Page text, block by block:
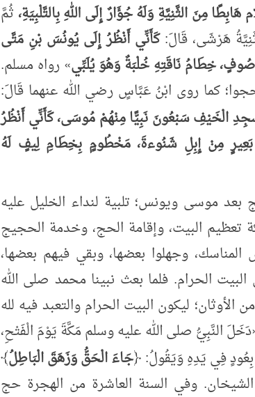
هَابِطًامِنَالثَّنِيَّةِ وَلَهُ جُؤَارٌ إِلَى اللهِ بِالتَّلْبِيَةِ، ثُمَّ
هَرْشَى، قَالَ:كَأَنِّي أَنْظُرُ إِلَى يُونُسَ بْنِ مَتَّى
خِطَامُ نَاقَتِهِ خُلْبَةٌ وَهُوَ يُلَبِّي»رواه مسلم.
كما روى ابْنُ عَبَّاسٍ رضي الله عنهما قَالَ:
الْخَيْفِ سَبْعُونَ نَبِيًّا مِنْهُمْ مُوسَى، كَأَنِّي أَنْظُرُ
بَعِيرٍ مِنْ إِبِلِ شَنُوءةَ، مَخْطُومٍ بِخِطَامِ لِيفٍ لَهُ
بعد موسى ويونس؛ تلبية لنداء الخليل عليه
تعظيم البيت، وإقامة الحج، وخدمة الحجيج
وجهلوا بعضها، وبقي فيهم بعضها،
الحرام. فلما بعث نبينا محمد صلى الله
ليكون البيت الحرام والتعبد فيه لله
دَخَلَ النَّبِيُّ صلى الله عليه وسلم مَكَّةَ يَوْمَ الْفَتْحِ،
فِي يَدِهِ وَيَقُولُ: ﴿جَاءَ الْحَقُّ وَزَهَقَ الْبَاطِلُ﴾
وفي السنة العاشرة من الهجرة حج